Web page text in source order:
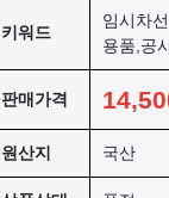
키워드
임시차
용품,공
판매가격
원산지 국산